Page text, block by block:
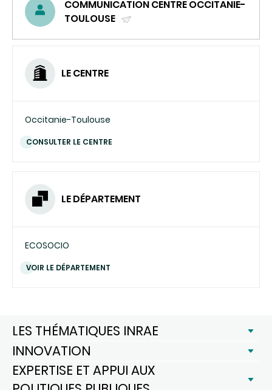
COMMUNICATION CENTRE OCCITANIE-
TOULOUSE
UN
LE CENTRE
Occitanie-Toulouse
CONSULTER LE CENTRE
LE DÉPARTEMENT
ECOSOCIO
VOIR LE DÉPARTEMENT
LES THÉMATIQUES INRAE
INNOVATION
EXPERTISE ET APPUI AUX